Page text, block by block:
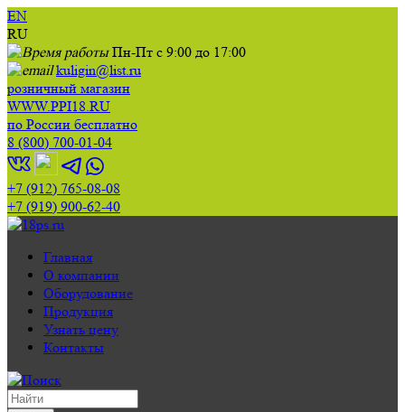
EN
RU
Пн-Пт с 9:00 до 17:00
kuligin@list.ru
розничный магазин
WWW.PPI18.RU
по России бесплатно
8 (800) 700-01-04
+7 (912) 765-08-08
+7 (919) 900-62-40
Главная
О компании
Оборудование
Продукция
Узнать цену
Контакты